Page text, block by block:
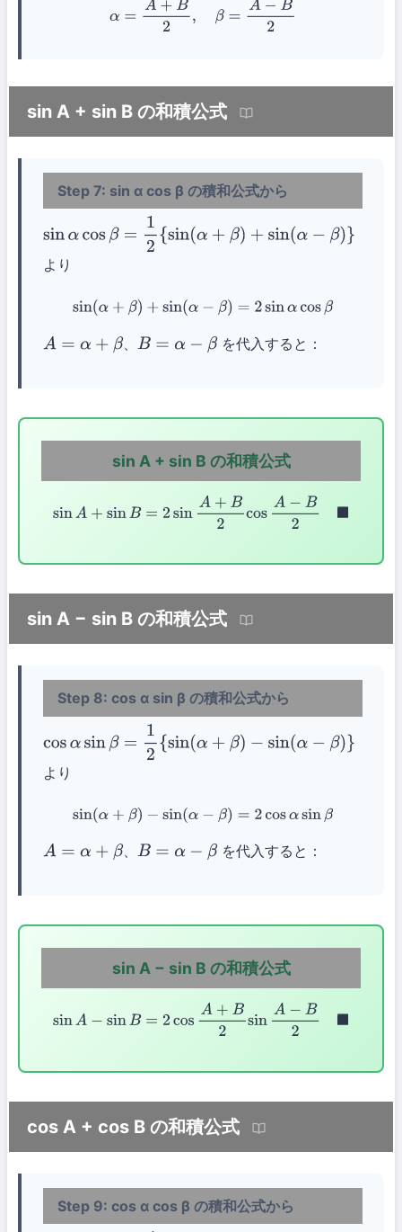
α =A +B =A 2
sin A + sin B の和積公式
Step 7: sin α cos β の積和公式から
sinαcosβ=1 2{sin(α+β)+sin(α−β )}
より
sin(α +β )+sin(α −β )=2 sin αcosβ
A= α+ β B=α− β を代入すると：
sin A + sin B の和積公式
sinA +sin B= 2sin A+ B2 cosA− B2 ◼
sin A − sin B の和積公式
Step 8: cos α sin β の積和公式から
cos αsinβ=1 2{sin(α+β)−sin(α−β )}
より
sin(α +β )−sin(α −β )=2 cosαsinβ
A= α+ β 、B=α− β を代入すると：
sin A − sin B の和積公式
sinA −sin B= 2cosA+B 2sinA− B2 ◼
cos A + cos B の和積公式
Step 9: cos α cos β の積和公式から